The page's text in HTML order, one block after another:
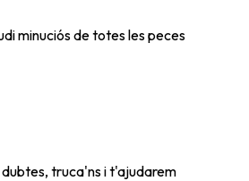
minuciós de totes les peces
dubtes, truca'ns i t'ajudarem